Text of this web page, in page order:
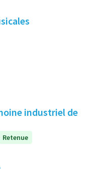
industriel de
Retenue